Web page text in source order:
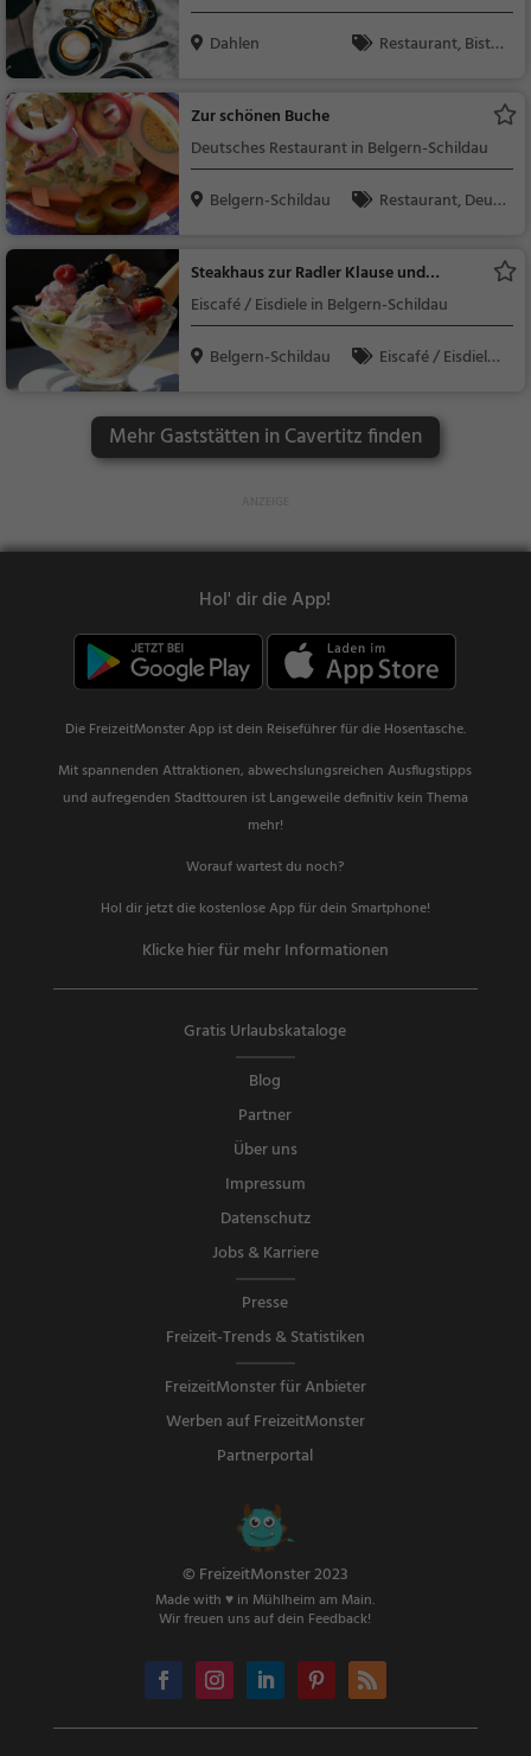
Dahlen
Restaurant, Bistr
Zur schönen Buche
Deutsches Restaurant in Belgern-Schildau
Belgern-Schildau
Restaurant, Deuts
Steakhaus zur Radler Klause und
Eiscafé
Eiscafé / Eisdiele in Belgern-Schildau
Belgern-Schildau
Eiscafé / Eisdiele,
Mehr Gaststätten in Cavertitz finden
Hol' dir die App!
Die FreizeitMonster App ist dein Reiseführer für die Hosentasche.
Mit spannenden Attraktionen, abwechslungsreichen Ausflugstipps
und aufregenden Stadttouren ist Langeweile definitiv kein Thema
mehr!
Worauf wartest du noch?
Hol dir jetzt die kostenlose App für dein Smartphone!
Klicke hier für mehr Informationen
Gratis Urlaubskataloge
Blog
Partner
Über uns
Impressum
Datenschutz
Jobs & Karriere
Presse
Freizeit-Trends & Statistiken
FreizeitMonster für Anbieter
Werben auf FreizeitMonster
Partnerportal
© FreizeitMonster 2023
Made with ♥ in Mühlheim am Main.
Wir freuen uns auf dein Feedback!